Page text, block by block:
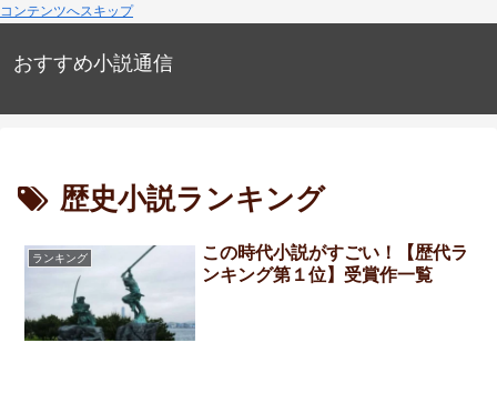
コンテンツへスキップ
おすすめ小説通信
歴史小説ランキング
ランキング
この時代小説がすごい！【歴代ラ
ンキング第１位】受賞作一覧